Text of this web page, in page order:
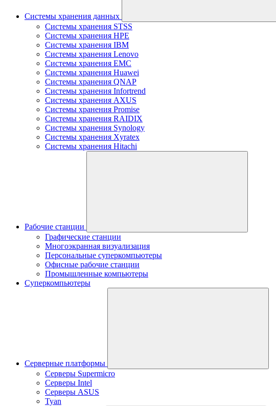
Системы хранения данных
Системы хранения STSS
Системы хранения HPE
Системы хранения IBM
Системы хранения Lenovo
Системы хранения EMC
Системы хранения Huawei
Системы хранения QNAP
Системы хранения Infortrend
Системы хранения AXUS
Системы хранения Promise
Системы хранения RAIDIX
Системы хранения Synology
Системы хранения Xyratex
Системы хранения Hitachi
Рабочие станции
Графические станции
Многоэкранная визуализация
Персональные суперкомпьютеры
Офисные рабочие станции
Промышленные компьютеры
Суперкомпьютеры
Серверные платформы
Серверы Supermicro
Серверы Intel
Серверы ASUS
Tyan